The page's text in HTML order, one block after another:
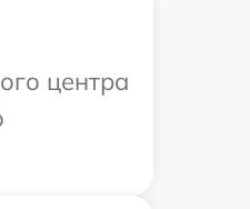
центра